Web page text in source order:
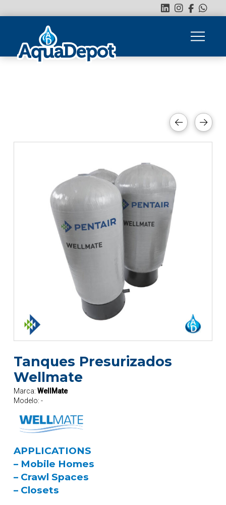
Tanques Presurizados
Wellmate
Marca: WellMate
Modelo: -
APPLICATIONS
– Mobile Homes
– Crawl Spaces
– Closets